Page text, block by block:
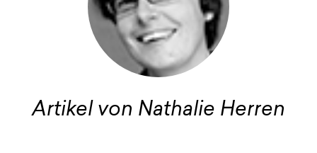
INSTAGRAM
FACEBOOK
BLUESKY
Artikel von Nathalie Herren